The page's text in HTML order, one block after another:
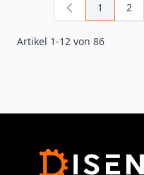
Artikel 1-12 von 86
Sie lesen
1 Seite
2